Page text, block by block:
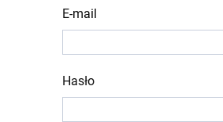
E-mail
Hasło